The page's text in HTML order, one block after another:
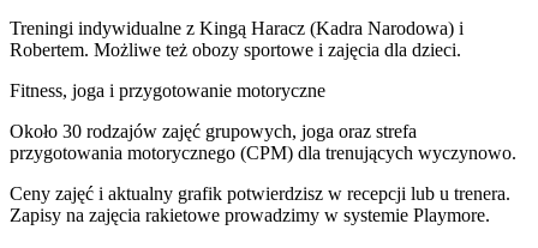
Treningi indywidualne z Kingą Haracz (Kadra Narodowa) i
Robertem. Możliwe też obozy sportowe i zajęcia dla dzieci.
Fitness, joga i przygotowanie motoryczne
Około 30 rodzajów zajęć grupowych, joga oraz strefa
przygotowania motorycznego (CPM) dla trenujących wyczynowo.
Ceny zajęć i aktualny grafik potwierdzisz w recepcji lub u trenera.
Zapisy na zajęcia rakietowe prowadzimy w systemie Playmore.